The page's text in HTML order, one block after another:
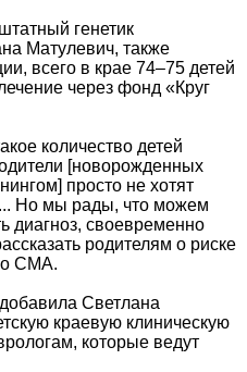
генетик
Матулевич, также
всего в крае 74–75 детей
через фонд «Круг
количество детей
[новорожденных
просто не хотят
Но мы рады, что можем
диагноз, своевременно
родителям о риске
СМА.
Светлана
краевую клиническую
которые ведут